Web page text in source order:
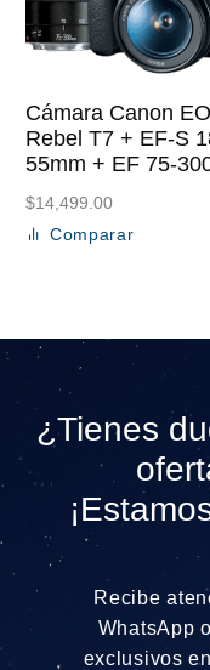
Cámara Canon
Rebel T7 + EF-S
55mm + EF 75-
$14,499.00
Añadir al carrito
Comparar
¿Tienes
Recibe
WhatsApp
exclusivos